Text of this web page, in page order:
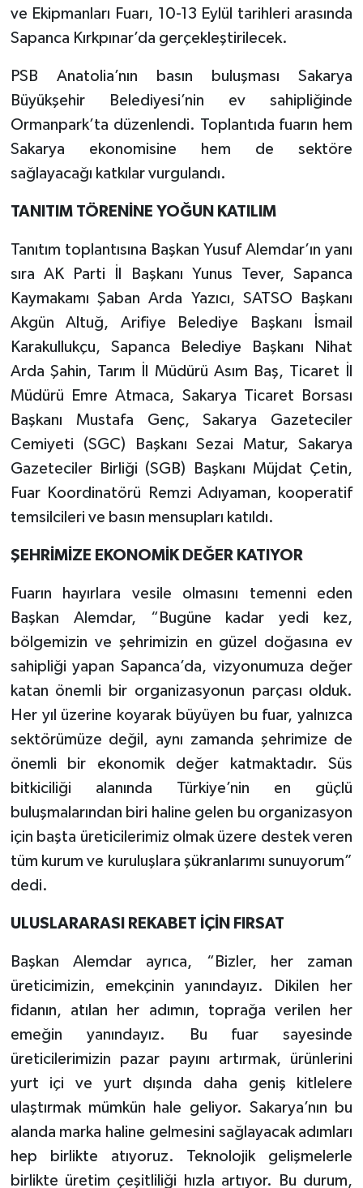
ve Ekipmanları Fuarı, 10-13 Eylül tarihleri arasında
Sapanca Kırkpınar’da gerçekleştirilecek.
PSB Anatolia’nın basın buluşması Sakarya
Büyükşehir Belediyesi’nin ev sahipliğinde
Ormanpark’ta düzenlendi. Toplantıda fuarın hem
Sakarya ekonomisine hem de sektöre
sağlayacağı katkılar vurgulandı.
TANITIM TÖRENİNE YOĞUN KATILIM
Tanıtım toplantısına Başkan Yusuf Alemdar’ın yanı
sıra AK Parti İl Başkanı Yunus Tever, Sapanca
Kaymakamı Şaban Arda Yazıcı, SATSO Başkanı
Akgün Altuğ, Arifiye Belediye Başkanı İsmail
Karakullukçu, Sapanca Belediye Başkanı Nihat
Arda Şahin, Tarım İl Müdürü Asım Baş, Ticaret İl
Müdürü Emre Atmaca, Sakarya Ticaret Borsası
Başkanı Mustafa Genç, Sakarya Gazeteciler
Cemiyeti (SGC) Başkanı Sezai Matur, Sakarya
Gazeteciler Birliği (SGB) Başkanı Müjdat Çetin,
Fuar Koordinatörü Remzi Adıyaman, kooperatif
temsilcileri ve basın mensupları katıldı.
ŞEHRİMİZE EKONOMİK DEĞER KATIYOR
Fuarın hayırlara vesile olmasını temenni eden
Başkan Alemdar, “Bugüne kadar yedi kez,
bölgemizin ve şehrimizin en güzel doğasına ev
sahipliği yapan Sapanca’da, vizyonumuza değer
katan önemli bir organizasyonun parçası olduk.
Her yıl üzerine koyarak büyüyen bu fuar, yalnızca
sektörümüze değil, aynı zamanda şehrimize de
önemli bir ekonomik değer katmaktadır. Süs
bitkiciliği alanında Türkiye’nin en güçlü
buluşmalarından biri haline gelen bu organizasyon
için başta üreticilerimiz olmak üzere destek veren
tüm kurum ve kuruluşlara şükranlarımı sunuyorum”
dedi.
ULUSLARARASI REKABET İÇİN FIRSAT
Başkan Alemdar ayrıca, “Bizler, her zaman
üreticimizin, emekçinin yanındayız. Dikilen her
fidanın, atılan her adımın, toprağa verilen her
emeğin yanındayız. Bu fuar sayesinde
üreticilerimizin pazar payını artırmak, ürünlerini
yurt içi ve yurt dışında daha geniş kitlelere
ulaştırmak mümkün hale geliyor. Sakarya’nın bu
alanda marka haline gelmesini sağlayacak adımları
hep birlikte atıyoruz. Teknolojik gelişmelerle
birlikte üretim çeşitliliği hızla artıyor. Bu durum,